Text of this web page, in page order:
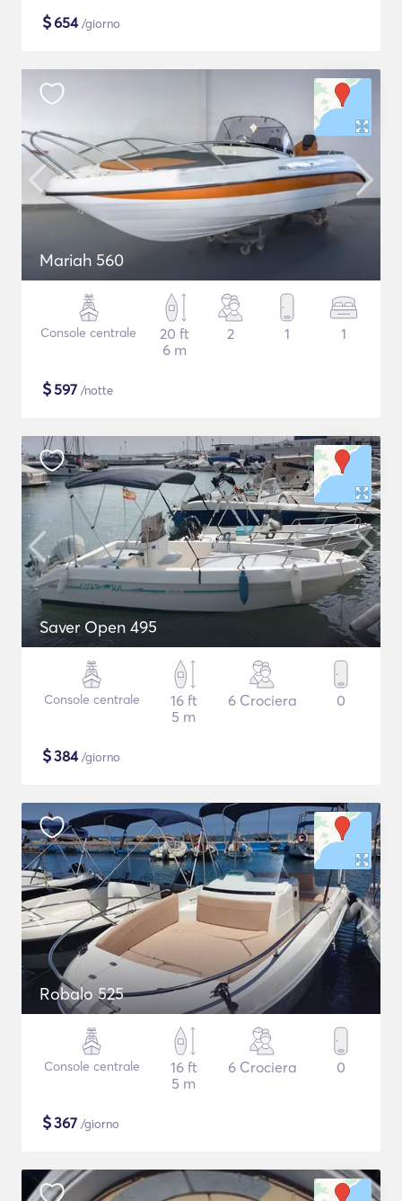
$654/giorno
Mariah 560
Console centrale
20 ft
6 m
2 1 1
$597 /notte
Saver Open 495
Console centrale
16 ft
5 m
6 Crociera 0
$384/giorno
Robalo 525
Console centrale
16 ft
5 m
6 Crociera 0
$367 /giorno